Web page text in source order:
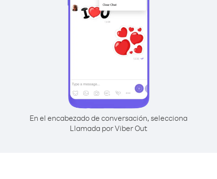
En el encabezado de conversación, selecciona
Llamada por Viber Out